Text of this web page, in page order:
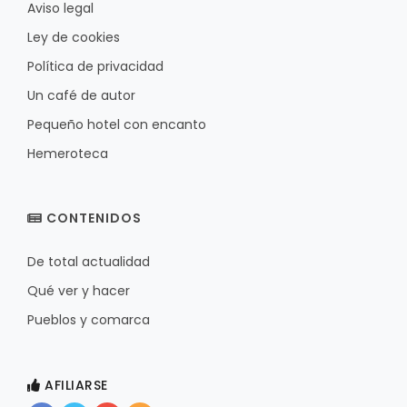
Aviso legal
Ley de cookies
Política de privacidad
Un café de autor
Pequeño hotel con encanto
Hemeroteca
CONTENIDOS
De total actualidad
Qué ver y hacer
Pueblos y comarca
AFILIARSE